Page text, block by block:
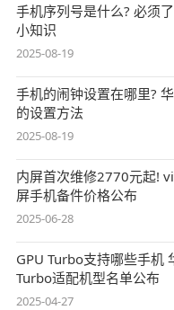
手机序列号是什么? 必须
小知识
2025-08-19
手机的闹钟设置在哪里?
的设置方法
2025-08-19
内屏首次维修2770元起!
屏手机备件价格公布
2025-06-28
GPU Turbo支持哪些手机
Turbo适配机型名单公布
2025-04-27